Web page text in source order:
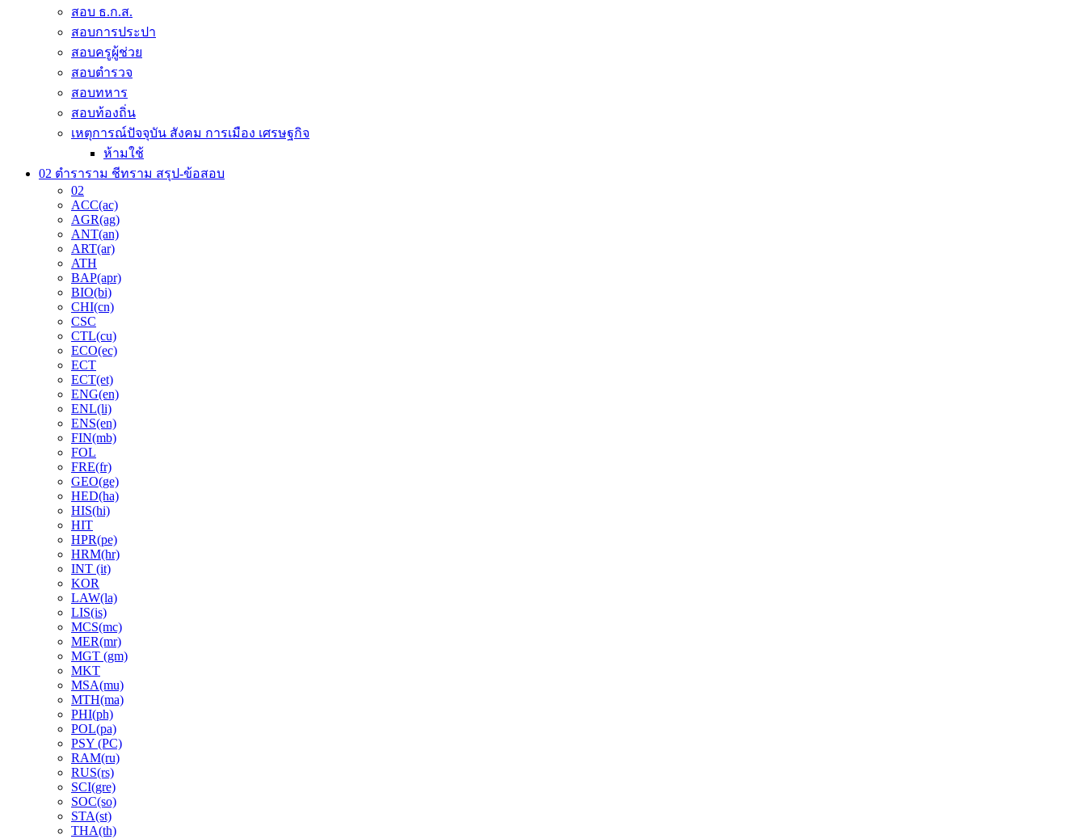
สอบ ธ.ก.ส.
สอบการประปา
สอบครูผู้ช่วย
สอบตำรวจ
สอบทหาร
สอบท้องถิ่น
เหตุการณ์ปัจจุบัน สังคม การเมือง เศรษฐกิจ
ห้ามใช้
02 ตำราราม ชีทราม สรุป-ข้อสอบ
02
ACC(ac)
AGR(ag)
ANT(an)
ART(ar)
ATH
BAP(apr)
BIO(bi)
CHI(cn)
CSC
CTL(cu)
ECO(ec)
ECT
ECT(et)
ENG(en)
ENL(li)
ENS(en)
FIN(mb)
FOL
FRE(fr)
GEO(ge)
HED(ha)
HIS(hi)
HIT
HPR(pe)
HRM(hr)
INT (it)
KOR
LAW(la)
LIS(is)
MCS(mc)
MER(mr)
MGT (gm)
MKT
MSA(mu)
MTH(ma)
PHI(ph)
POL(pa)
PSY (PC)
RAM(ru)
RUS(rs)
SCI(gre)
SOC(so)
STA(st)
THA(th)